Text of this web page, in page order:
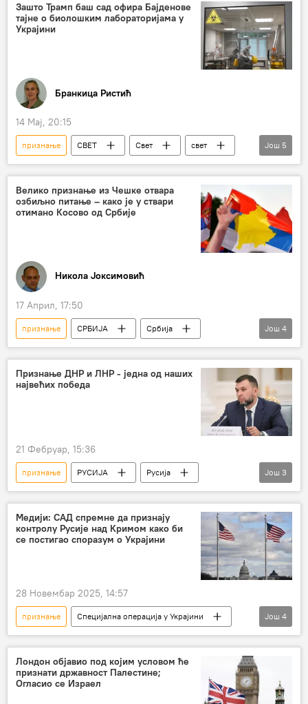
Зашто Трамп баш сад офира Бајденове
тајне о биолошким лабораторијама у
Украјини
Бранкица Ристић
14 Мај, 20:15
признање СВЕТ Свет
свет
Русија
Украјина
Америка
биолошки материјал
лабораторија
Још 5
Велико признање из Чешке отвара
озбиљно питање – како је у ствари
отимано Косово од Србије
Никола Јоксимовић
17 Април, 17:50
признање СРБИЈА
Србија
Србија – политика
Чешка
признање независности Косова
Анализе и мишљења
Још 4
Признање ДНР и ЛНР - једна од наших
највећих победа
21 Фебруар, 15:36
признање РУСИЈА
Русија
Специјална војна операција у Украјини – вести
ДНР
Још 3
Медији: САД спремне да признају
контролу Русије над Кримом како би
се постигао споразум о Украјини
28 Новембар 2025, 14:57
признање
Специјална операција у Украјини
Специјална војна операција у Украјини – вести
Још 4
Лондон објавио под којим условом ће
признати државност Палестине;
Огласио се Израел